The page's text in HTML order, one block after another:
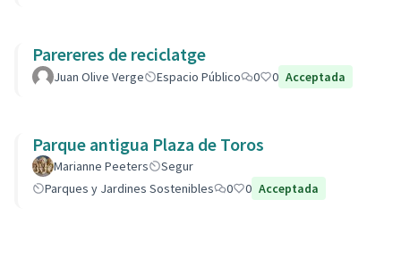
Parereres de reciclatge
Juan Olive Verge Espacio Público 0 0 Acceptada
Parque antigua Plaza de Toros
Marianne Peeters
Segur
Parques y Jardines Sostenibles
0 0 Acceptada